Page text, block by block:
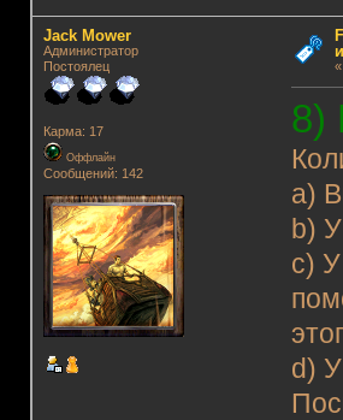
Jack Mower
Администратор
Постоялец
Карма: 17
Оффлайн
Сообщений: 142
«
8)
a)
b)
c)
d)